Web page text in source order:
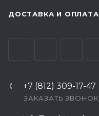
ДОСТАВКА И ОПЛАТА
+7 (812) 309-17-47
ЗАКАЗАТЬ ЗВОНОК